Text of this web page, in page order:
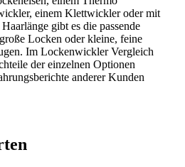
einem Klettwickler oder mit
gibt es die passende
Locken oder kleine, feine
Im Lockenwickler Vergleich
der einzelnen Optionen
anderer Kunden